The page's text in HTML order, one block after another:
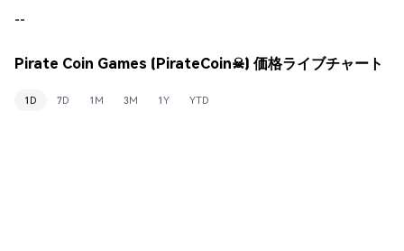
--
Pirate Coin Games (PirateCoin☠) 価格ライブチャート
1D 7D 1M 3M 1Y YTD